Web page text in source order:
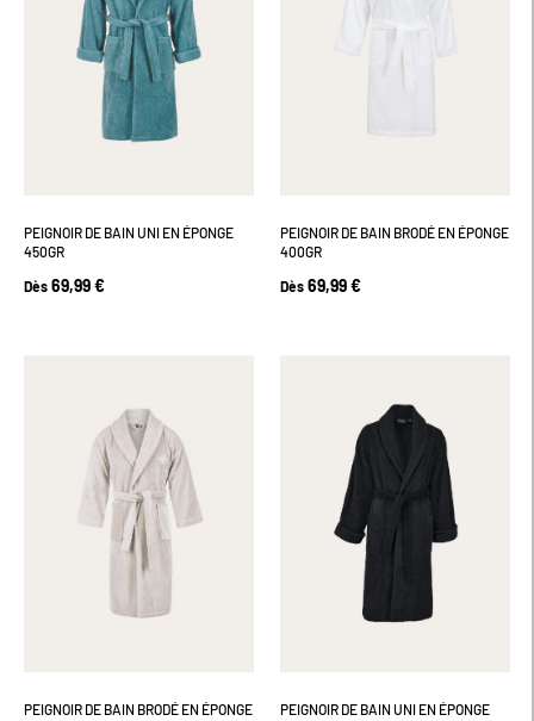
PEIGNOIR DE BAIN UNI EN ÉPONGE
450GR
Dès 69,99 €
PEIGNOIR DE BAIN BRODÉ EN ÉPONGE
400GR
Dès 69,99 €
PEIGNOIR DE BAIN BRODÉ EN ÉPONGE
PEIGNOIR DE BAIN UNI EN ÉPONGE